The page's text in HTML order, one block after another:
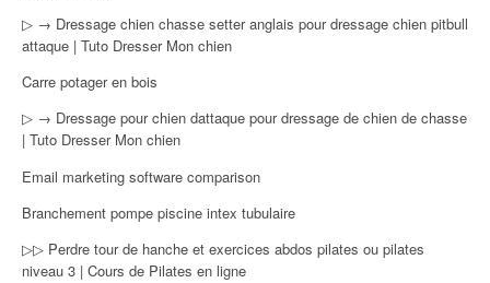
▷ → Dressage chien chasse setter anglais pour dressage chien pitbull
attaque | Tuto Dresser Mon chien
Carre potager en bois
▷ → Dressage pour chien dattaque pour dressage de chien de chasse
| Tuto Dresser Mon chien
Email marketing software comparison
Branchement pompe piscine intex tubulaire
▷▷ Perdre tour de hanche et exercices abdos pilates ou pilates
niveau 3 | Cours de Pilates en ligne